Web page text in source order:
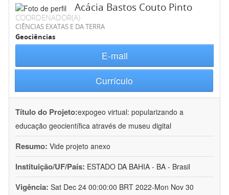
Acácia Bastos Couto Pinto
COORDENADOR(A)
CIÊNCIAS EXATAS E DA TERRA
Geociências
E-mail
Currículo
Título do Projeto:expogeo virtual: popularizando a
educação geocientífica através de museu digital
Resumo: Vide projeto anexo
Instituição/UF/País: ESTADO DA BAHIA - BA - Brasil
Vigência: Sat Dec 24 00:00:00 BRT 2022-Mon Nov 30